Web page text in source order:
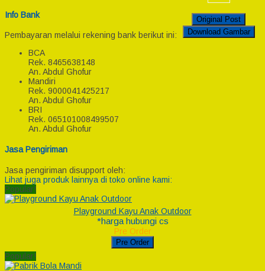
Info Bank
Pembayaran melalui rekening bank berikut ini:
BCA
Rek. 8465638148
An. Abdul Ghofur
Mandiri
Rek. 9000041425217
An. Abdul Ghofur
BRI
Rek. 065101008499507
An. Abdul Ghofur
Jasa Pengiriman
Jasa pengiriman disupport oleh:
Original Post
Download Gambar
Lihat juga produk lainnya di toko online kami:
Popular!
Playground Kayu Anak Outdoor
*harga hubungi cs
Pre Order
Pre Order
Popular!